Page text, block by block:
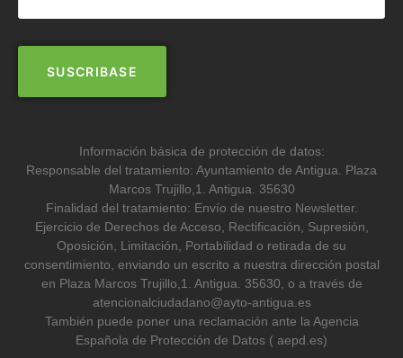
Información básica de protección de datos:
Responsable del tratamiento: Ayuntamiento de Antigua. Plaza
Marcos Trujillo,1. Antigua. 35630
Finalidad del tratamiento: Envío de nuestro Newsletter.
Ejercicio de Derechos de Acceso, Rectificación, Supresión,
Oposición, Limitación, Portabilidad o retirada de su
consentimiento, enviando un escrito a nuestra dirección postal
en Plaza Marcos Trujillo,1. Antigua. 35630, o a través de
atencionalciudadano@ayto-antigua.es
También puede poner una reclamación ante la Agencia
Española de Protección de Datos ( aepd.es)